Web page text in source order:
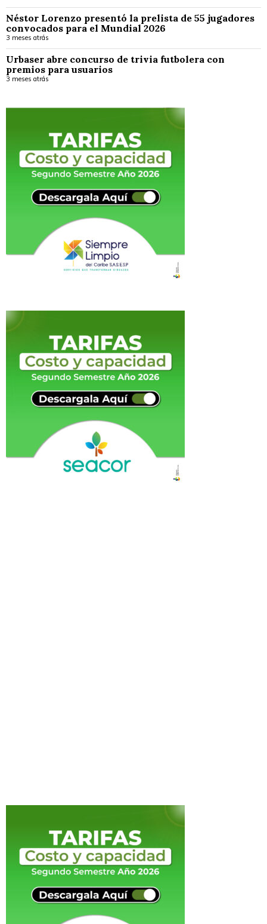
Néstor Lorenzo presentó la prelista de 55 jugadores
convocados para el Mundial 2026
3 meses atrás
Urbaser abre concurso de trivia futbolera con
premios para usuarios
3 meses atrás